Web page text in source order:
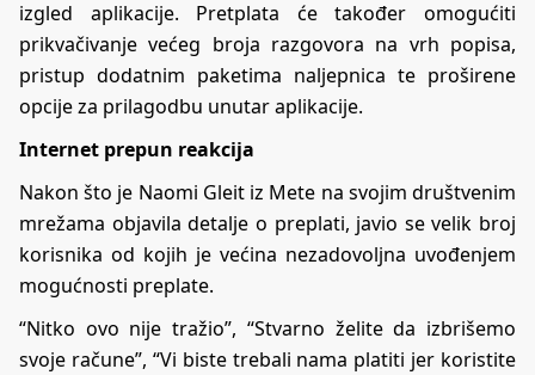
izgled aplikacije. Pretplata će također omogućiti
prikvačivanje većeg broja razgovora na vrh popisa,
pristup dodatnim paketima naljepnica te proširene
opcije za prilagodbu unutar aplikacije.
Internet prepun reakcija
Nakon što je Naomi Gleit iz Mete na svojim društvenim
mrežama objavila detalje o preplati, javio se velik broj
korisnika od kojih je većina nezadovoljna uvođenjem
mogućnosti preplate.
“Nitko ovo nije tražio”, “Stvarno želite da izbrišemo
svoje račune”, “Vi biste trebali nama platiti jer koristite